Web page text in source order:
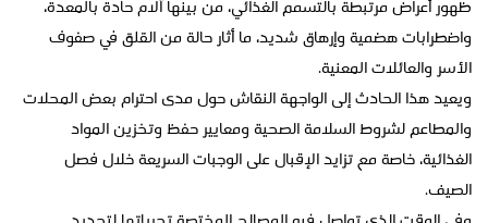
ظهور أعراض مرتبطة بالتسمم الغذائي، من بينها آلام حادة بالمعدة،
واضطرابات هضمية وإرهاق شديد، ما أثار حالة من القلق في صفوف
الأسر والعائلات المعنية.
ويعيد هذا الحادث إلى الواجهة النقاش حول مدى احترام بعض المحلات
والمطاعم لشروط السلامة الصحية ومعايير حفظ وتخزين المواد
الغذائية، خاصة مع تزايد الإقبال على الوجبات السريعة خلال فصل
الصيف.